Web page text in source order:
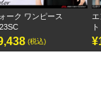
エンジョイ ライトジャケッ
ト ESJ917
¥14,300 (税込)